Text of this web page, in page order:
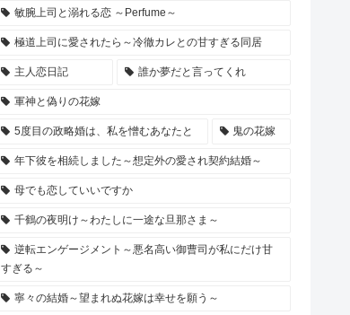
敏腕上司と溺れる恋 ～Perfume～
極道上司に愛されたら～冷徹カレとの甘すぎる同居
主人恋日記 誰か夢だと言ってくれ
軍神と偽りの花嫁
5度目の政略婚は、私を憎むあなたと 鬼の花嫁
年下彼を相続しました～想定外の愛され契約結婚～
母でも恋していいですか
千鶴の夜明け～わたしに一途な旦那さま～
逆転エンゲージメント～悪名高い御曹司が私にだけ甘
すぎる～
寧々の結婚～望まれぬ花嫁は幸せを願う～